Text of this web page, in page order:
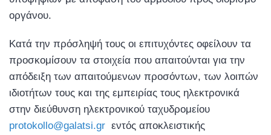
οργάνου.
Κατά την πρόσληψή τους οι επιτυχόντες οφείλουν τα
προσκομίσουν τα στοιχεία που απαιτούνται για την
απόδειξη των απαιτούμενων προσόντων, των λοιπών
ιδιοτήτων τους και της εμπειρίας τους ηλεκτρονικά
στην διεύθυνση ηλεκτρονικού ταχυδρομείου
protokollo@galatsi.gr εντός αποκλειστικής